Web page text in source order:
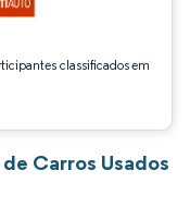
classificados em
Carros Usados